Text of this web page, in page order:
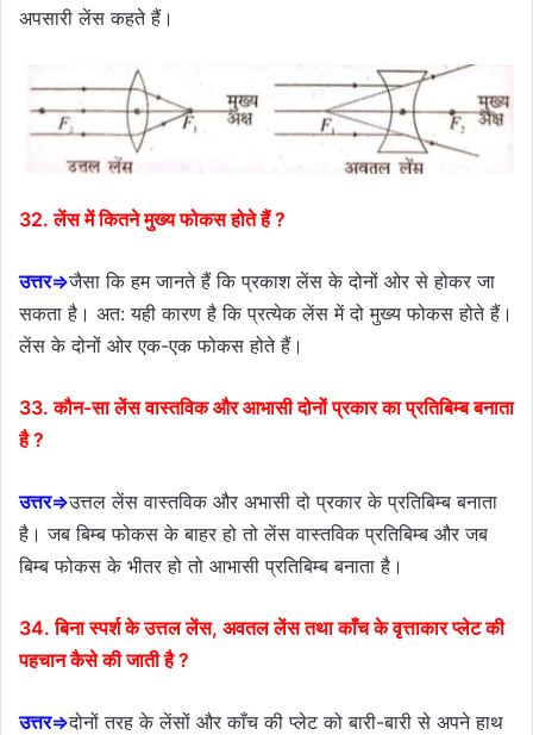
अपसारी लेंस कहते हैं।
32. लेंस में कितने मुख्य फोकस होते हैं ?
उत्तर⇒जैसा कि हम जानते हैं कि प्रकाश लेंस के दोनों ओर से होकर जा
सकता है। अत: यही कारण है कि प्रत्येक लेंस में दो मुख्य फोकस होते हैं।
लेंस के दोनों ओर एक-एक फोकस होते हैं।
33. कौन-सा लेंस वास्तविक और आभासी दोनों प्रकार का प्रतिबिम्ब बनाता
है ?
उत्तर⇒उत्तल लेंस वास्तविक और अभासी दो प्रकार के प्रतिबिम्ब बनाता
है। जब बिम्ब फोकस के बाहर हो तो लेंस वास्तविक प्रतिबिम्ब और जब
बिम्ब फोकस के भीतर हो तो आभासी प्रतिबिम्ब बनाता है।
34. बिना स्पर्श के उत्तल लेंस, अवतल लेंस तथा काँच के वृत्ताकार प्लेट की
पहचान कैसे की जाती है ?
उत्तर⇒दोनों तरह के लेंसों और काँच की प्लेट को बारी-बारी से अपने हाथ